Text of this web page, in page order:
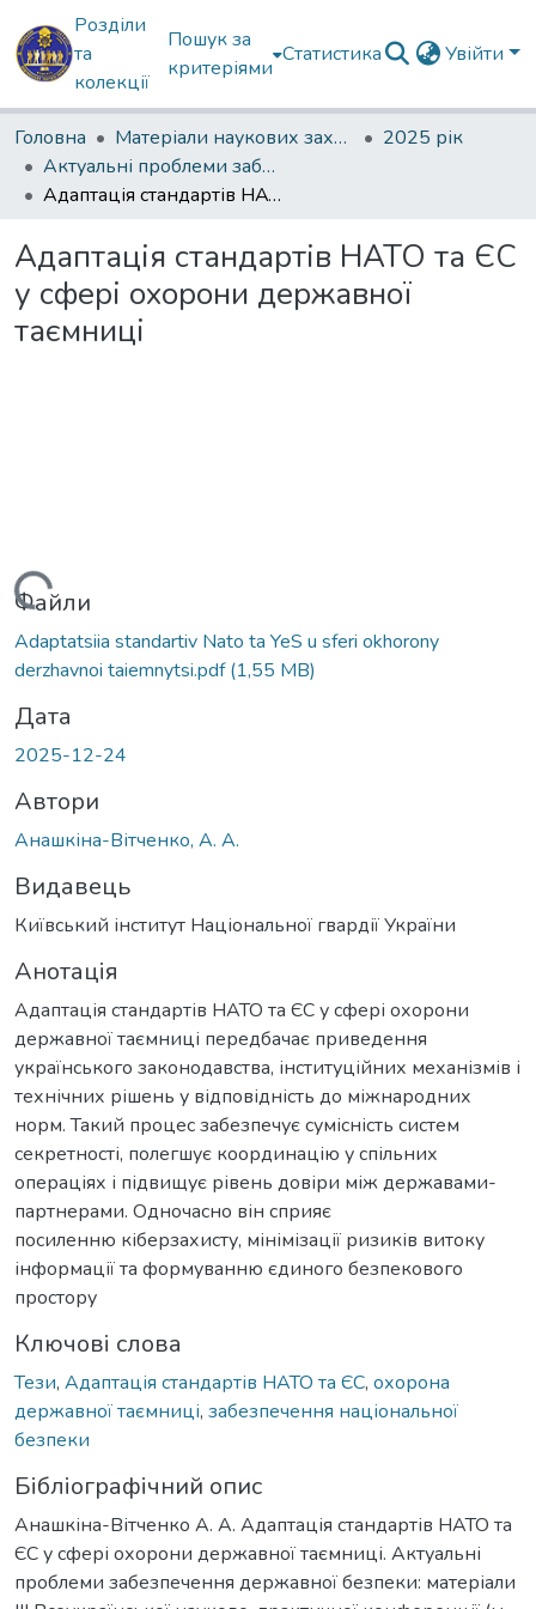
Розділи
та
колекції
Пошук за
критеріями
Статистика Увійти
Головна Матеріали наукових заходів
2025 рік
Актуальні проблеми забезпечення державної безпеки
Адаптація стандартів НАТО та ЄС у сфері охорони державної таємниці
Адаптація стандартів НАТО та ЄС
у сфері охорони державної
таємниці
Вантажиться...
Файли
Adaptatsiia standartiv Nato ta YeS u sferi okhorony
derzhavnoi taiemnytsi.pdf(1,55 MB)
Дата
2025-12-24
Автори
Анашкіна-Вітченко, А. А.
Видавець
Київський інститут Національної гвардії України
Анотація
Адаптація стандартів НАТО та ЄС у сфері охорони
державної таємниці передбачає приведення
українського законодавства, інституційних механізмів і
технічних рішень у відповідність до міжнародних
норм. Такий процес забезпечує сумісність систем
секретності, полегшує координацію у спільних
операціях і підвищує рівень довіри між державами-
партнерами. Одночасно він сприяє
посиленню кіберзахисту, мінімізації ризиків витоку
інформації та формуванню єдиного безпекового
простору
Ключові слова
Тези, Адаптація стандартів НАТО та ЄС, охорона
державної таємниці, забезпечення національної
безпеки
Бібліографічний опис
Анашкіна-Вітченко А. А. Адаптація стандартів НАТО та
ЄС у сфері охорони державної таємниці. Актуальні
проблеми забезпечення державної безпеки: матеріали